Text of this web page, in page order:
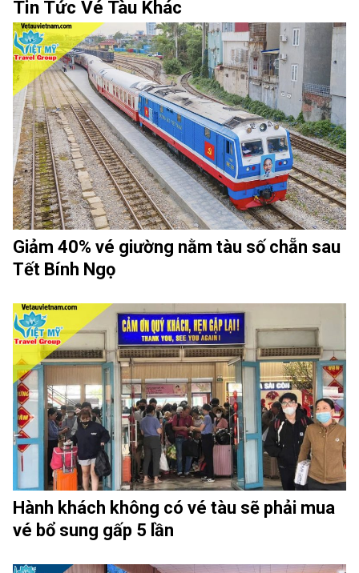
Tin Tức Vé Tàu Khác
Giảm 40% vé giường nằm tàu số chẵn sau
Tết Bính Ngọ
Hành khách không có vé tàu sẽ phải mua
vé bổ sung gấp 5 lần